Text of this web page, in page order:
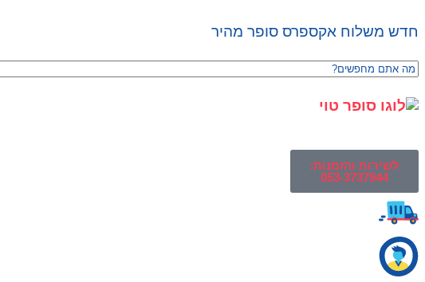
חדש משלוח אקספרס סופר מהיר
לשירות והזמנות:
053-3737944